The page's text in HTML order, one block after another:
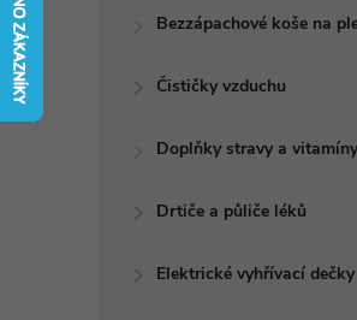
Bezzápachové koše na
Čističky vzduchu
Doplňky stravy a vitamíny
Drtiče a půliče léků
Elektrické vyhřívací dečky